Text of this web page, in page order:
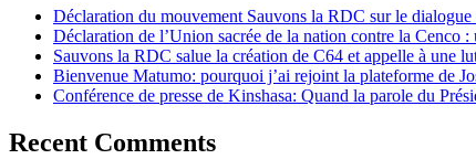
Déclaration du mouvement Sauvons la RDC sur le dialogue
Déclaration de l’Union sacrée de la nation contre la Cenco
Sauvons la RDC salue la création de C64 et appelle à une
Bienvenue Matumo: pourquoi j’ai rejoint la plateforme de
Conférence de presse de Kinshasa: Quand la parole du
Recent Comments